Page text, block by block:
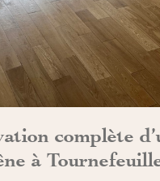
complète
à